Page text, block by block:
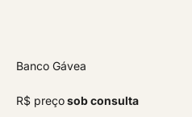
Banco Gávea
R$ preçosob consulta